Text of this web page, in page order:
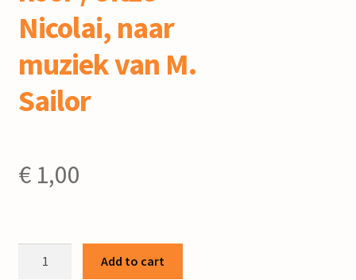
Nicolai, naar
muziek van M.
Sailor
€1,00
Add to cart